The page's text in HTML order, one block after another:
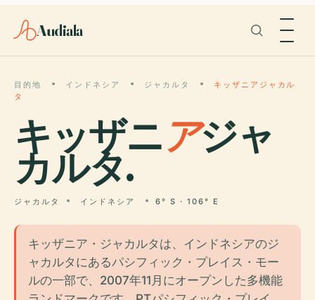
Audiala
目的地 インドネシア ジャカルタ
キッザニアジャカル
タ
キッザニアジャ
カルタ.
ジャカルタ インドネシア 6° S · 106° E
キッザニア・ジャカルタは、インドネシアのジ
ャカルタにあるパシフィック・プレイス・モー
ルの一部で、2007年11月にオープンした多機能